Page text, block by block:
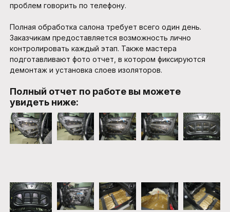
проблем говорить по телефону.
Полная обработка салона требует всего один день.
Заказчикам предоставляется возможность лично
контролировать каждый этап. Также мастера
подготавливают фото отчет, в котором фиксируются
демонтаж и установка слоев изоляторов.
Полный отчет по работе вы можете
увидеть ниже: